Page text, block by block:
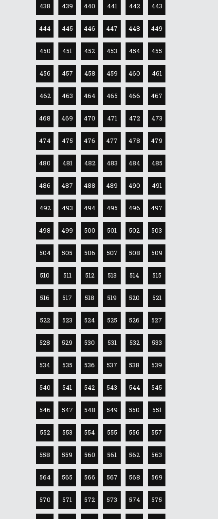
438 439 440 441 442 443
444 445 446 447 448 449
450 451 452 453 454 455
456 457 458 459 460 461
462 463 464 465 466 467
468 469 470 471 472 473
474 475 476 477 478 479
480 481 482 483 484 485
486 487 488 489 490 491
492 493 494 495 496 497
498 499 500 501 502 503
504 505 506 507 508 509
510 511 512 513 514 515
516 517 518 519 520 521
522 523 524 525 526 527
528 529 530 531 532 533
534 535 536 537 538 539
540 541 542 543 544 545
546 547 548 549 550 551
552 553 554 555 556 557
558 559 560 561 562 563
564 565 566 567 568 569
570 571 572 573 574 575